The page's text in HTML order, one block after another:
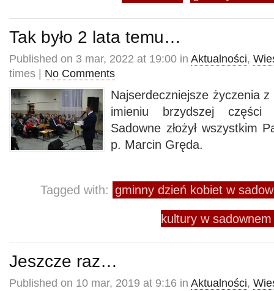
Tak było 2 lata temu…
Published on 3 mar, 2022 at 19:00 in Aktualności,
times | No Comments
Najserdeczniejsze życzenia
imieniu brzydszej części
Sadowne złożył wszystkim
p. Marcin Gręda.
Tagged with: gminny dzień kobiet w
kultury w sadownem
Jeszcze raz…
Published on 10 mar, 2019 at 9:16 in Aktualności,